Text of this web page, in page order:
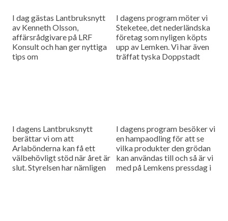
I dag gästas Lantbruksnytt
av Kenneth Olsson,
affärsrådgivare på LRF
Konsult och han ger nyttiga
tips om
I dagens program möter vi
Steketee, det nederländska
företag som nyligen köpts
upp av Lemken. Vi har även
träffat tyska Doppstadt
I dagens Lantbruksnytt
berättar vi om att
Arlabönderna kan få ett
välbehövligt stöd när året är
slut. Styrelsen har nämligen
I dagens program besöker vi
en hampaodling för att se
vilka produkter den grödan
kan användas till och så är vi
med på Lemkens pressdag i